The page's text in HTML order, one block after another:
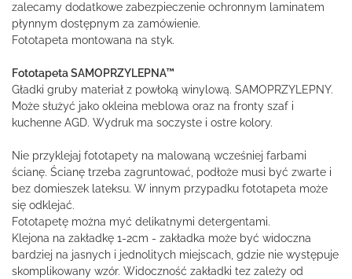
zalecamy dodatkowe zabezpieczenie ochronnym laminatem
płynnym dostępnym za zamówienie.
Fototapeta montowana na styk.
Fototapeta SAMOPRZYLEPNA™
Gładki gruby materiał z powłoką winylową. SAMOPRZYLEPNY.
Może służyć jako okleina meblowa oraz na fronty szaf i
kuchenne AGD. Wydruk ma soczyste i ostre kolory.
Nie przyklejaj fototapety na malowaną wcześniej farbami
ścianę. Ścianę trzeba zagruntować, podłoże musi być zwarte i
bez domieszek lateksu. W innym przypadku fototapeta może
się odklejać.
Fototapetę można myć delikatnymi detergentami.
Klejona na zakładkę 1-2cm - zakładka może być widoczna
bardziej na jasnych i jednolitych miejscach, gdzie nie występuje
skomplikowany wzór. Widoczność zakładki tez zależy od